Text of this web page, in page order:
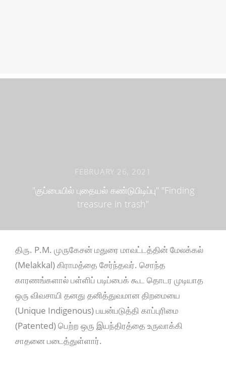
FEBRUARY 26, 2021
"குப்பையில் புதையல் கண்டுபிடிப்பு" "Finding
treasure in trash"
திரு. P.M. முருகேசன் மதுரை மாவட்டத்தின் மேலக்கல்
(Melakkal) கிராமத்தை சேர்ந்தவர். சொந்த
காரணங்களால் பள்ளிப் படிப்பைக் கூட தொடர முடியாத
ஒரு விவசாயி தனது தனித்துவமான திறமையை
(Unique Indigenous) பயன்படுத்தி காப்புரிமை
(Patented) பெற்ற ஒரு இயந்திரத்தை உருவாக்கி
சாதனை படைத்துள்ளார்.